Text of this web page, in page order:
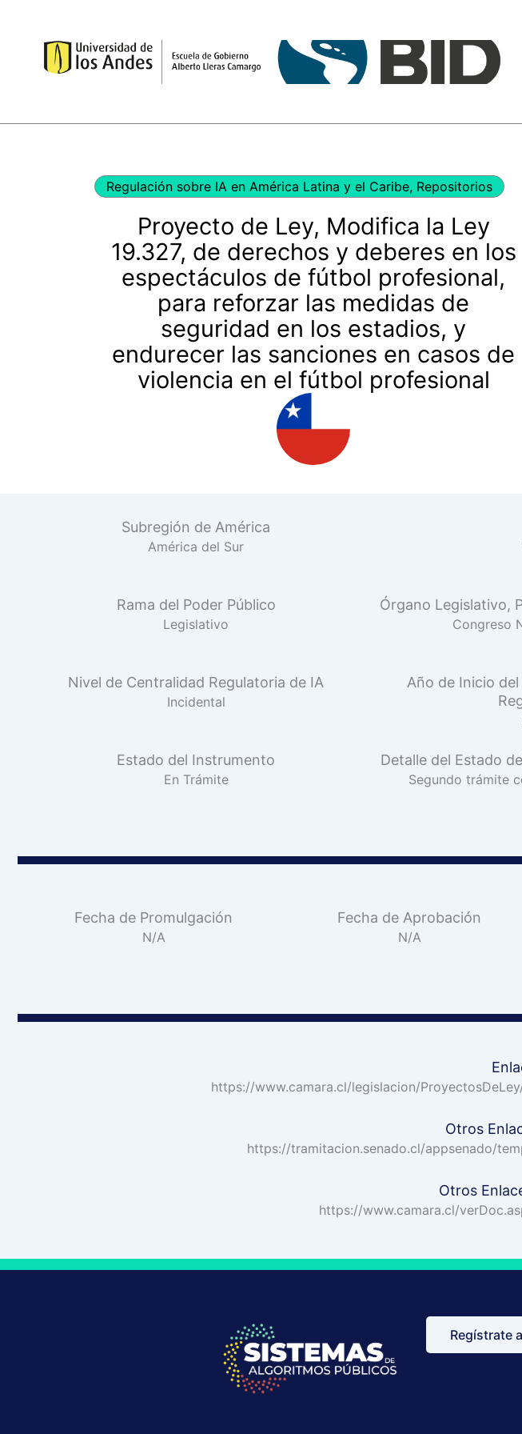
contenido
Regulación sobre IA en América Latina y el Caribe, Repositorios
Proyecto de Ley, Modifica la Ley
19.327, de derechos y deberes en los
espectáculos de fútbol profesional,
para reforzar las medidas de
seguridad en los estadios, y
endurecer las sanciones en casos de
violencia en el fútbol profesional
Subregión de América
América del Sur
Rama del Poder Público
Legislativo
Órgano Legislativo,
Congreso
Nivel de Centralidad Regulatoria de IA
Incidental
Año de Inicio
Estado del Instrumento
En Trámite
Detalle del Estado
Segundo trámite
Fecha de Promulgación
N/A
Fecha de Aprobación
N/A
https://www.camara.cl/legislacion/
Otros
https://tramitacion.senado.cl/appsenado/
Otros
https://www.camara.cl/
Regístrate